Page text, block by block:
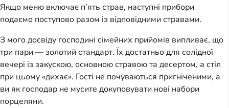
Якщо меню включає п’ять страв, наступні прибори
подаємо поступово разом із відповідними стравами.
З мого досвіду господині сімейних прийомів випливає, що
три пари — золотий стандарт. Їх достатньо для солідної
вечері із закускою, основною стравою та десертом, а стіл
при цьому «дихає». Гості не почуваються пригніченими, а
ви як господар не мусите докуповувати нові набори
порцеляни.